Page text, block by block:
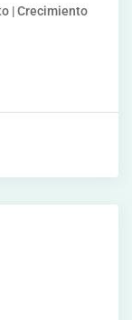
| Crecimiento